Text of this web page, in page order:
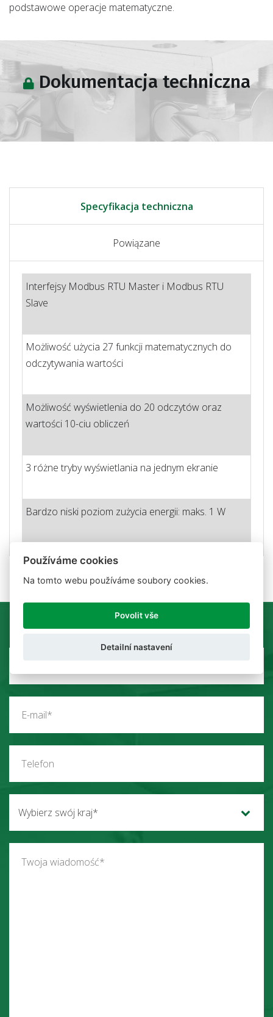
podstawowe operacje matematyczne.
Dokumentacja techniczna
Specyfikacja techniczna
Powiązane
Interfejsy Modbus RTU Master i Modbus RTU
Slave
Możliwość użycia 27 funkcji matematycznych do
odczytywania wartości
Możliwość wyświetlenia do 20 odczytów oraz
wartości 10-ciu obliczeń
3 różne tryby wyświetlania na jednym ekranie
Bardzo niski poziom zużycia energii: maks. 1 W
Wybierz swój kraj*
Používáme cookies
Na tomto webu používáme soubory cookies.
Povolit vše
Detailní nastavení